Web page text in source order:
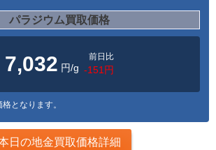
パラジウム買取価格
7,032 円/g
前日比
-151円
となります。
日の地金買取価格詳細